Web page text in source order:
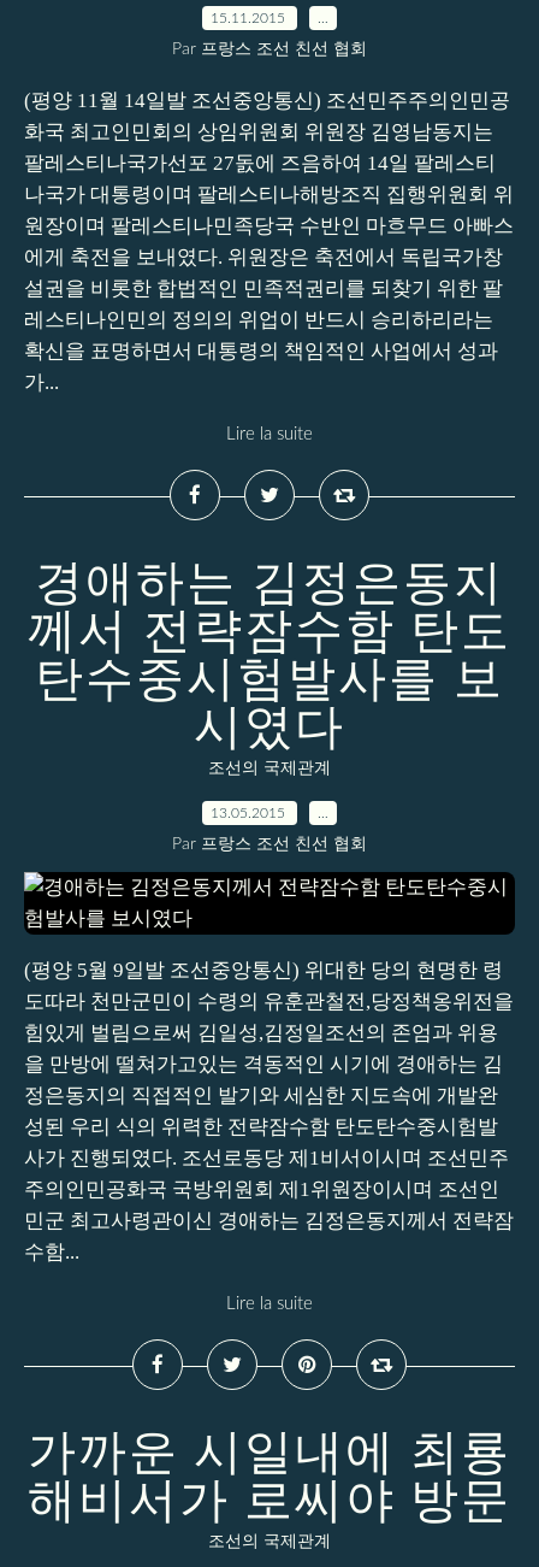
15.11.2015
Par 프랑스 조선 친선 협회
(평양 11월 14일발 조선중앙통신) 조선민주주의인민공
화국 최고인민회의 상임위원회 위원장 김영남동지는
팔레스티나국가선포 27돐에 즈음하여 14일 팔레스티
나국가 대통령이며 팔레스티나해방조직 집행위원회 위
원장이며 팔레스티나민족당국 수반인 마흐무드 아빠스
에게 축전을 보내였다. 위원장은 축전에서 독립국가창
설권을 비롯한 합법적인 민족적권리를 되찾기 위한 팔
레스티나인민의 정의의 위업이 반드시 승리하리라는
확신을 표명하면서 대통령의 책임적인 사업에서 성과
가...
Lire la suite
경애하는 김정은동지
께서 전략잠수함 탄도
탄수중시험발사를 보
시였다
조선의 국제관계
13.05.2015
Par 프랑스 조선 친선 협회
(평양 5월 9일발 조선중앙통신) 위대한 당의 현명한 령
도따라 천만군민이 수령의 유훈관철전,당정책옹위전을
힘있게 벌림으로써 김일성,김정일조선의 존엄과 위용
을 만방에 떨쳐가고있는 격동적인 시기에 경애하는 김
정은동지의 직접적인 발기와 세심한 지도속에 개발완
성된 우리 식의 위력한 전략잠수함 탄도탄수중시험발
사가 진행되였다. 조선로동당 제1비서이시며 조선민주
주의인민공화국 국방위원회 제1위원장이시며 조선인
민군 최고사령관이신 경애하는 김정은동지께서 전략잠
수함...
Lire la suite
가까운 시일내에 최룡
해비서가 로씨야 방문
조선의 국제관계